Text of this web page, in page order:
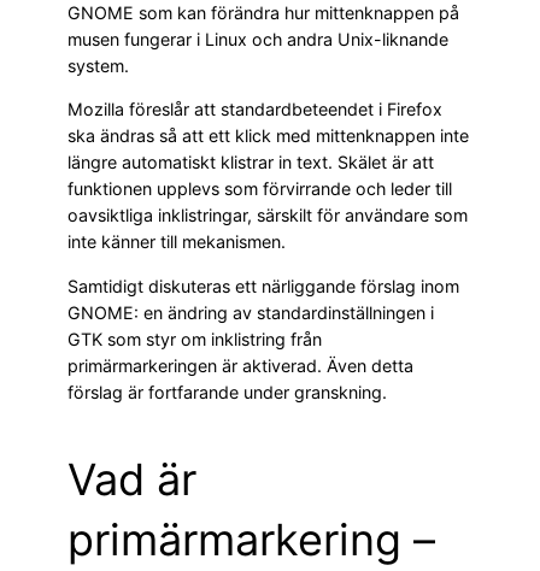
GNOME som kan förändra hur mittenknappen på
musen fungerar i Linux och andra Unix-liknande
system.
Mozilla föreslår att standardbeteendet i Firefox
ska ändras så att ett klick med mittenknappen inte
längre automatiskt klistrar in text. Skälet är att
funktionen upplevs som förvirrande och leder till
oavsiktliga inklistringar, särskilt för användare som
inte känner till mekanismen.
Samtidigt diskuteras ett närliggande förslag inom
GNOME: en ändring av standardinställningen i
GTK som styr om inklistring från
primärmarkeringen är aktiverad. Även detta
förslag är fortfarande under granskning.
Vad är
primärmarkering –